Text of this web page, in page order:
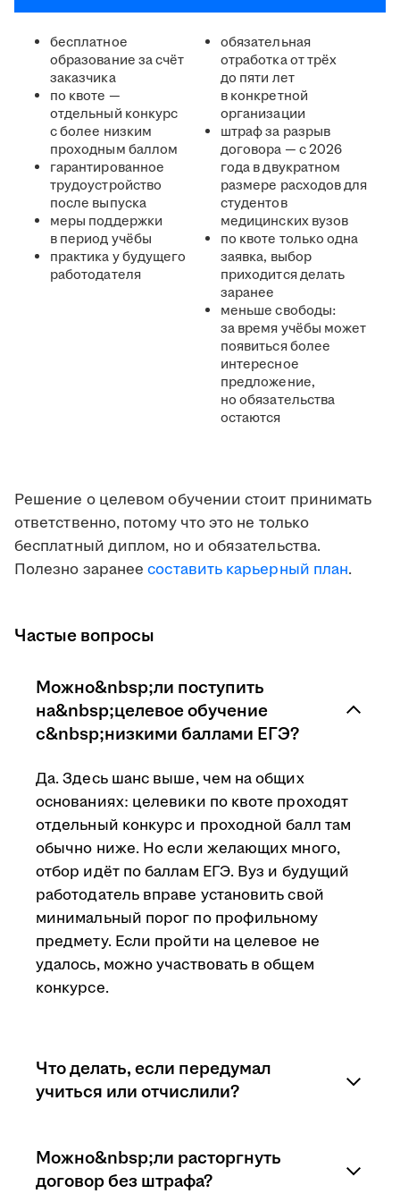
бесплатное
образование за счёт
заказчика
по квоте —
отдельный конкурс
с более низким
проходным баллом
гарантированное
трудоустройство
после выпуска
меры поддержки
в период учёбы
практика у будущего
работодателя
обязательная
отработка от трёх
до пяти лет
в конкретной
организации
штраф за разрыв
договора — с 2026
года в двукратном
размере расходов для
студентов
медицинских вузов
по квоте только одна
заявка, выбор
приходится делать
заранее
меньше свободы:
за время учёбы может
появиться более
интересное
предложение,
но обязательства
остаются
Решение о целевом обучении стоит принимать
ответственно, потому что это не только
бесплатный диплом, но и обязательства.
Полезно заранее составить карьерный план.
Частые вопросы
Можно&nbsp;ли поступить
на&nbsp;целевое обучение
с&nbsp;низкими баллами ЕГЭ?
Да. Здесь шанс выше, чем на общих
основаниях: целевики по квоте проходят
отдельный конкурс и проходной балл там
обычно ниже. Но если желающих много,
отбор идёт по баллам ЕГЭ. Вуз и будущий
работодатель вправе установить свой
минимальный порог по профильному
предмету. Если пройти на целевое не
удалось, можно участвовать в общем
конкурсе.
Что делать, если передумал
учиться или отчислили?
этапе учащийся расторгает договор.
Перевод на другую специальность,
Можно&nbsp;ли расторгнуть
договор без штрафа?